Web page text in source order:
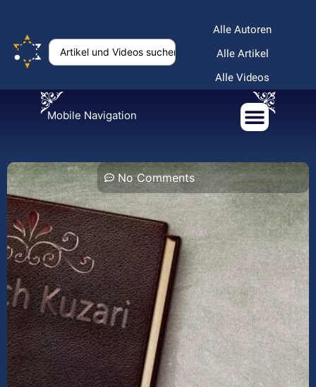
Alle Autoren
Alle Artikel
Alle Videos
Mobile Navigation
No Comments